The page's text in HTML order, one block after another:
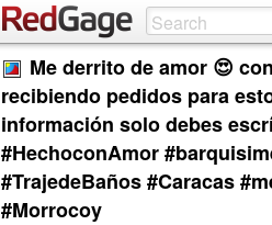
Me derrito de amor 😍
recibiendo pedidos para
información solo debes
#HechoconAmor
#TrajedeBaños #Caracas
#Morrocoy